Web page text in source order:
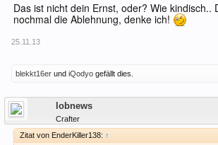
Das ist nicht dein Ernst, oder? Wie kindisch..
nochmal die Ablehnung, denke ich!
25.11.13
blekkt16er und iQodyo gefällt dies.
lobnews
Crafter
Zitat von EnderKiller138: ↑